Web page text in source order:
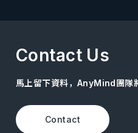
Contact Us
馬上留下資料，AnyMind團隊
Contact